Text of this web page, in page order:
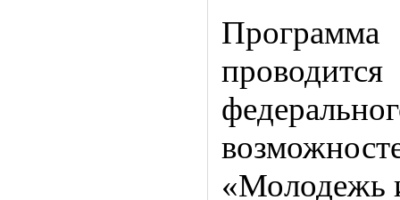
«Молодежь